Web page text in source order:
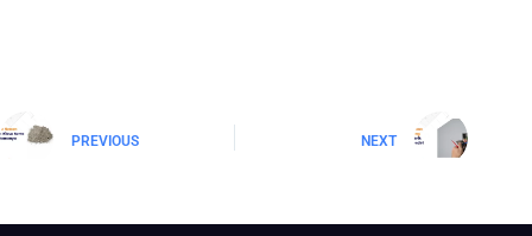
PREVIOUS NEXT